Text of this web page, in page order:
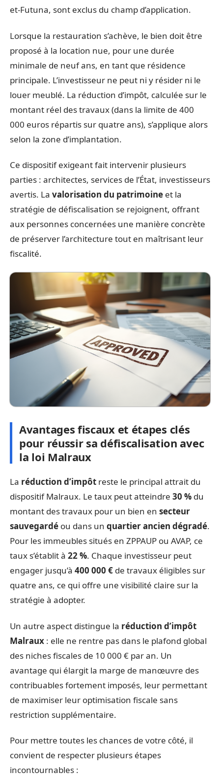
et-Futuna, sont exclus du champ d’application.
Lorsque la restauration s’achève, le bien doit être
proposé à la location nue, pour une durée
minimale de neuf ans, en tant que résidence
principale. L’investisseur ne peut ni y résider ni le
louer meublé. La réduction d’impôt, calculée sur le
montant réel des travaux (dans la limite de 400
000 euros répartis sur quatre ans), s’applique alors
selon la zone d’implantation.
Ce dispositif exigeant fait intervenir plusieurs
parties : architectes, services de l’État, investisseurs
avertis. La valorisation du patrimoine et la
stratégie de défiscalisation se rejoignent, offrant
aux personnes concernées une manière concrète
de préserver l’architecture tout en maîtrisant leur
fiscalité.
Avantages fiscaux et étapes clés
pour réussir sa défiscalisation avec
la loi Malraux
La réduction d’impôt reste le principal attrait du
dispositif Malraux. Le taux peut atteindre 30 % du
montant des travaux pour un bien en secteur
sauvegardé ou dans un quartier ancien dégradé.
Pour les immeubles situés en ZPPAUP ou AVAP, ce
taux s’établit à 22 %. Chaque investisseur peut
engager jusqu’à 400 000 € de travaux éligibles sur
quatre ans, ce qui offre une visibilité claire sur la
stratégie à adopter.
Un autre aspect distingue la réduction d’impôt
Malraux : elle ne rentre pas dans le plafond global
des niches fiscales de 10 000 € par an. Un
avantage qui élargit la marge de manœuvre des
contribuables fortement imposés, leur permettant
de maximiser leur optimisation fiscale sans
restriction supplémentaire.
Pour mettre toutes les chances de votre côté, il
convient de respecter plusieurs étapes
incontournables :